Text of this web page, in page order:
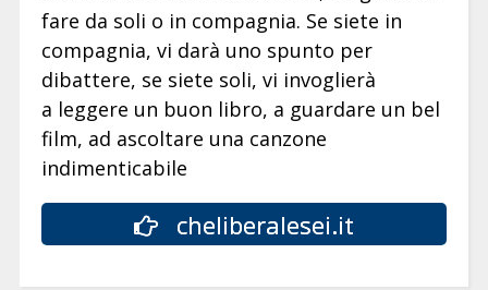
fare da soli o in compagnia. Se siete in
compagnia, vi darà uno spunto per
dibattere, se siete soli, vi invoglierà
a leggere un buon libro, a guardare un bel
film, ad ascoltare una canzone
indimenticabile
cheliberalesei.it